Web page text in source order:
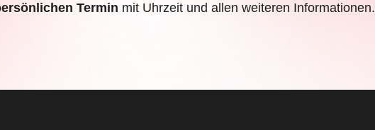
Termin mit Uhrzeit und allen weiteren Informationen.